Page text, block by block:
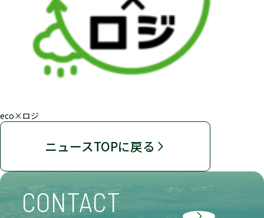
eco×ロジ
ニュースTOPに戻る
CONTACT